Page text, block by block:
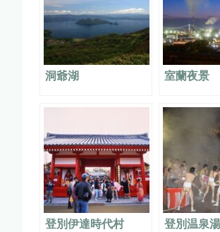
洞爺湖 室蘭夜景
登別伊達時代村 登別温泉